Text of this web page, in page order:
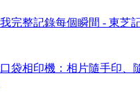
我完整記錄每個瞬間 - 東芝
口袋相印機：相片隨手印、